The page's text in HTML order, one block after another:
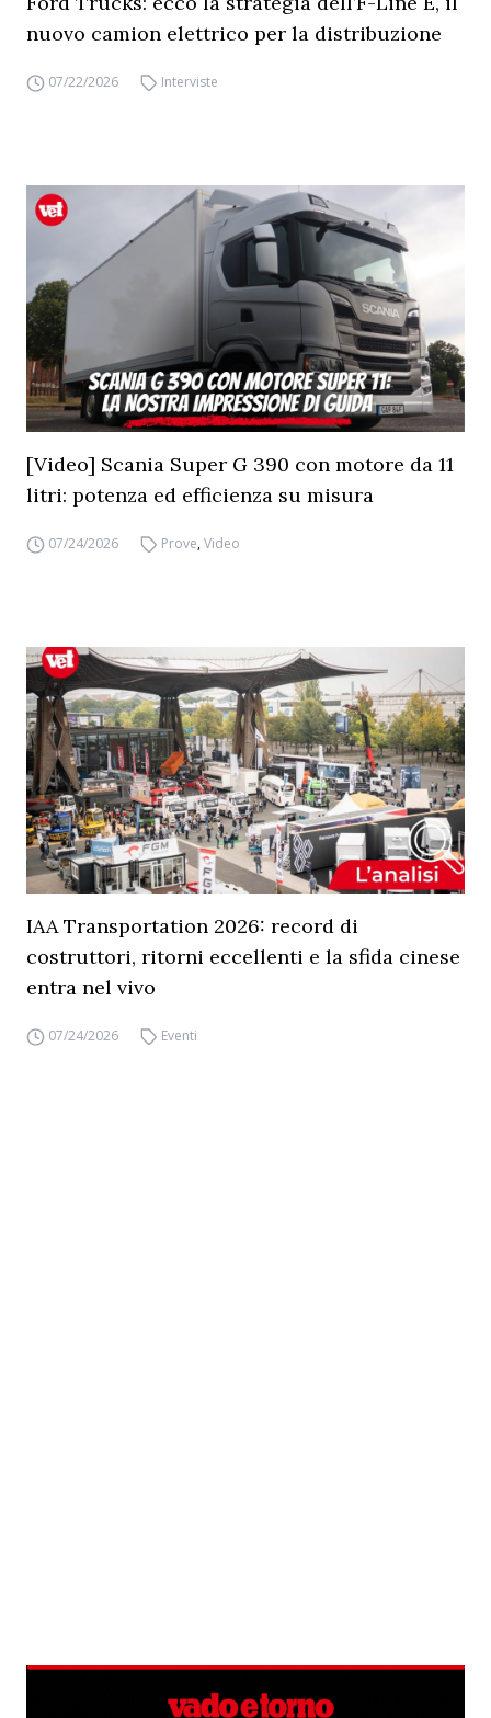
nuovo camion elettrico per la distribuzione
07/22/2026 Interviste
[Video] Scania Super G 390 con motore da 11
litri: potenza ed efficienza su misura
07/24/2026 Prove,Video
IAA Transportation 2026: record di
costruttori, ritorni eccellenti e la sfida cinese
entra nel vivo
07/24/2026 Eventi